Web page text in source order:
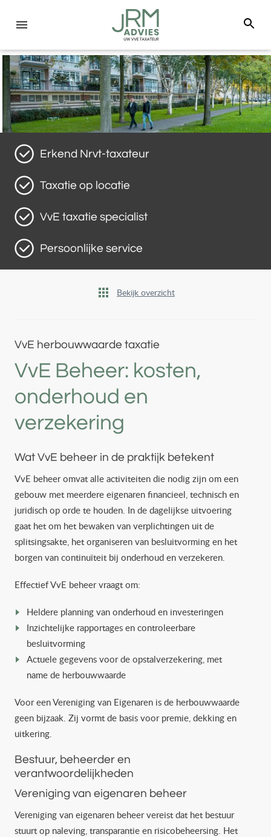
Erkend Nrvt-taxateur
Taxatie op locatie
VvE taxatie specialist
Persoonlijke service
Bekijk overzicht
VvE herbouwwaarde taxatie
VvE Beheer: kosten,
onderhoud en
verzekering
Wat VvE beheer in de praktijk betekent
VvE beheer omvat alle activiteiten die nodig zijn om een
gebouw met meerdere eigenaren financieel, technisch en
juridisch op orde te houden. In de dagelijkse uitvoering
gaat het om het bewaken van verplichtingen uit de
splitsingsakte, het organiseren van besluitvorming en het
borgen van continuïteit bij onderhoud en verzekeren.
Effectief VvE beheer vraagt om:
Heldere planning van onderhoud en investeringen
Inzichtelijke rapportages en controleerbare
besluitvorming
Actuele gegevens voor de opstalverzekering, met
name de herbouwwaarde
Voor een Vereniging van Eigenaren is de herbouwwaarde
geen bijzaak. Zij vormt de basis voor premie, dekking en
uitkering.
Bestuur, beheerder en
verantwoordelijkheden
Vereniging van eigenaren beheer
Vereniging van eigenaren beheer vereist dat het bestuur
stuurt op naleving, transparantie en risicobeheersing. Het